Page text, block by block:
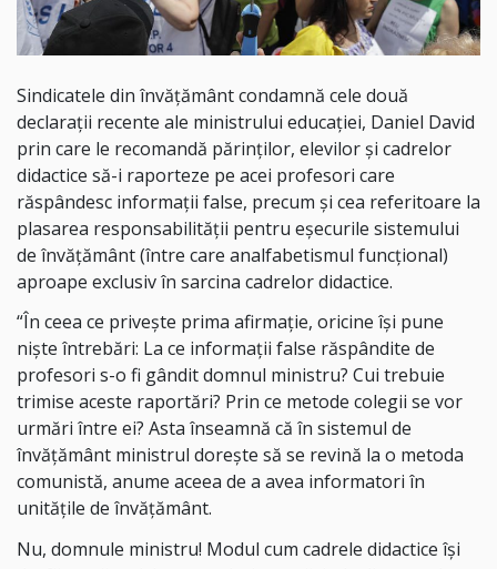
Sindicatele din învățământ condamnă cele două
declarații recente ale ministrului educației, Daniel David
prin care le recomandă părinților, elevilor și cadrelor
didactice să-i raporteze pe acei profesori care
răspândesc informații false, precum și cea referitoare la
plasarea responsabilității pentru eșecurile sistemului
de învățământ (între care analfabetismul funcțional)
aproape exclusiv în sarcina cadrelor didactice.
“În ceea ce privește prima afirmație, oricine își pune
niște întrebări: La ce informații false răspândite de
profesori s-o fi gândit domnul ministru? Cui trebuie
trimise aceste raportări? Prin ce metode colegii se vor
urmări între ei? Asta înseamnă că în sistemul de
învățământ ministrul dorește să se revină la o metoda
comunistă, anume aceea de a avea informatori în
unitățile de învățământ.
Nu, domnule ministru! Modul cum cadrele didactice își